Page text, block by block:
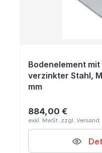
Bodenelement
verzinkter Stahl,
mm
Regulärer Preis:
884,00 €